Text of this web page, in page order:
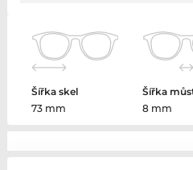
Šířka skel
73 mm
Šířka
8 mm